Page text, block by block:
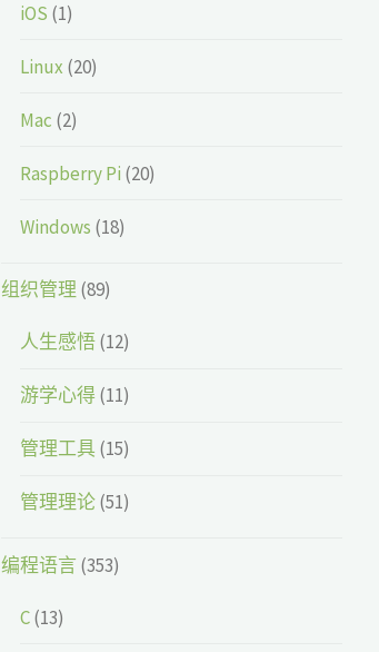
iOS (1)
Linux (20)
Mac (2)
Raspberry Pi (20)
Windows (18)
组织管理 (89)
人生感悟(12)
游学心得(11)
管理工具(15)
管理理论(51)
编程语言(353)
C(13)